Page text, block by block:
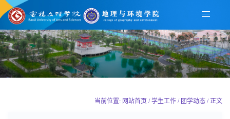
当前位置: 网站首页 / 学生工作 / 团学动态 / 正文